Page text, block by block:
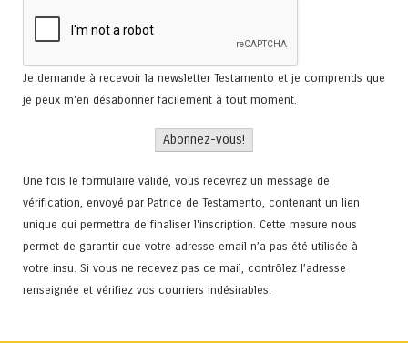
Je demande à recevoir la newsletter Testamento et je comprends que
je peux m'en désabonner facilement à tout moment.
Une fois le formulaire validé, vous recevrez un message de
vérification, envoyé par Patrice de Testamento, contenant un lien
unique qui permettra de finaliser l'inscription. Cette mesure nous
permet de garantir que votre adresse email n’a pas été utilisée à
votre insu. Si vous ne recevez pas ce mail, contrôlez l’adresse
renseignée et vérifiez vos courriers indésirables.